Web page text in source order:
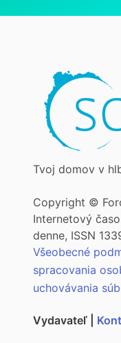
Tvoj domov v
Copyright ©
Internetový
denne, ISSN
Všeobecné
spracovania
uchovávania
Vydavateľ |